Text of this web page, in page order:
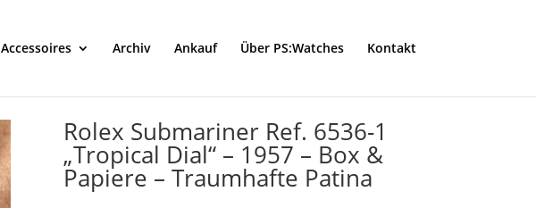
Accessoires Archiv Ankauf Über PS:Watches Kontakt
Rolex Submariner Ref. 6536-1
„Tropical Dial“ – 1957 – Box &
Papiere – Traumhafte Patina